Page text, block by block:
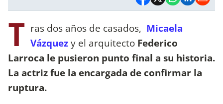
T ras dos años de casados, Micaela
Vázquezy el arquitecto Federico
Larroca le pusieron punto final a su historia.
La actriz fue la encargada de confirmar la
ruptura.